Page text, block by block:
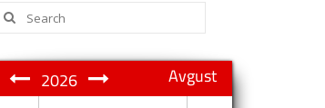
Search
for:
Avgust
2026